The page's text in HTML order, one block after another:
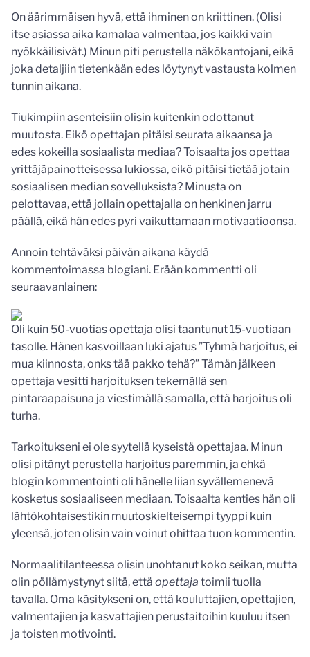
On äärimmäisen hyvä, että ihminen on kriittinen. (Olisi
itse asiassa aika kamalaa valmentaa, jos kaikki vain
nyökkäilisivät.) Minun piti perustella näkökantojani, eikä
joka detaljiin tietenkään edes löytynyt vastausta kolmen
tunnin aikana.
Tiukimpiin asenteisiin olisin kuitenkin odottanut
muutosta. Eikö opettajan pitäisi seurata aikaansa ja
edes kokeilla sosiaalista mediaa? Toisaalta jos opettaa
yrittäjäpainotteisessa lukiossa, eikö pitäisi tietää jotain
sosiaalisen median sovelluksista? Minusta on
pelottavaa, että jollain opettajalla on henkinen jarru
päällä, eikä hän edes pyri vaikuttamaan motivaatioonsa.
Annoin tehtäväksi päivän aikana käydä
kommentoimassa blogiani. Erään kommentti oli
seuraavanlainen:
Oli kuin 50-vuotias opettaja olisi taantunut 15-vuotiaan
tasolle. Hänen kasvoillaan luki ajatus ”Tyhmä harjoitus, ei
mua kiinnosta, onks tää pakko tehä?” Tämän jälkeen
opettaja vesitti harjoituksen tekemällä sen
pintaraapaisuna ja viestimällä samalla, että harjoitus oli
turha.
Tarkoitukseni ei ole syytellä kyseistä opettajaa. Minun
olisi pitänyt perustella harjoitus paremmin, ja ehkä
blogin kommentointi oli hänelle liian syvällemenevä
kosketus sosiaaliseen mediaan. Toisaalta kenties hän oli
lähtökohtaisestikin muutoskielteisempi tyyppi kuin
yleensä, joten olisin vain voinut ohittaa tuon kommentin.
Normaalitilanteessa olisin unohtanut koko seikan, mutta
olin pöllämystynyt siitä, että opettaja toimii tuolla
tavalla. Oma käsitykseni on, että kouluttajien, opettajien,
valmentajien ja kasvattajien perustaitoihin kuuluu itsen
ja toisten motivointi.